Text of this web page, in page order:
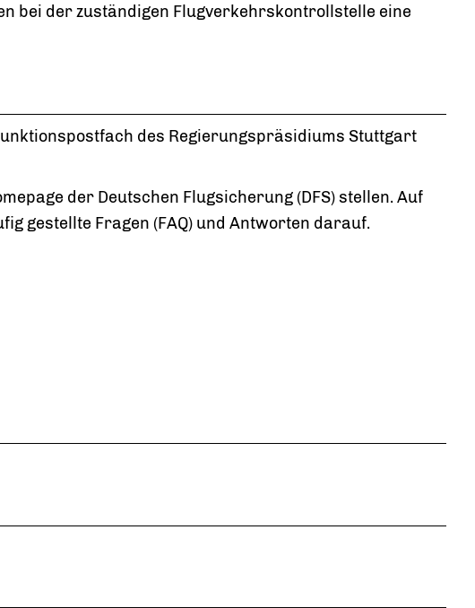
bei der zuständigen Flugverkehrskontrollstelle eine
des Regierungspräsidiums Stuttgart
der Deutschen Flugsicherung (DFS) stellen. Auf
gestellte Fragen (FAQ) und Antworten darauf.